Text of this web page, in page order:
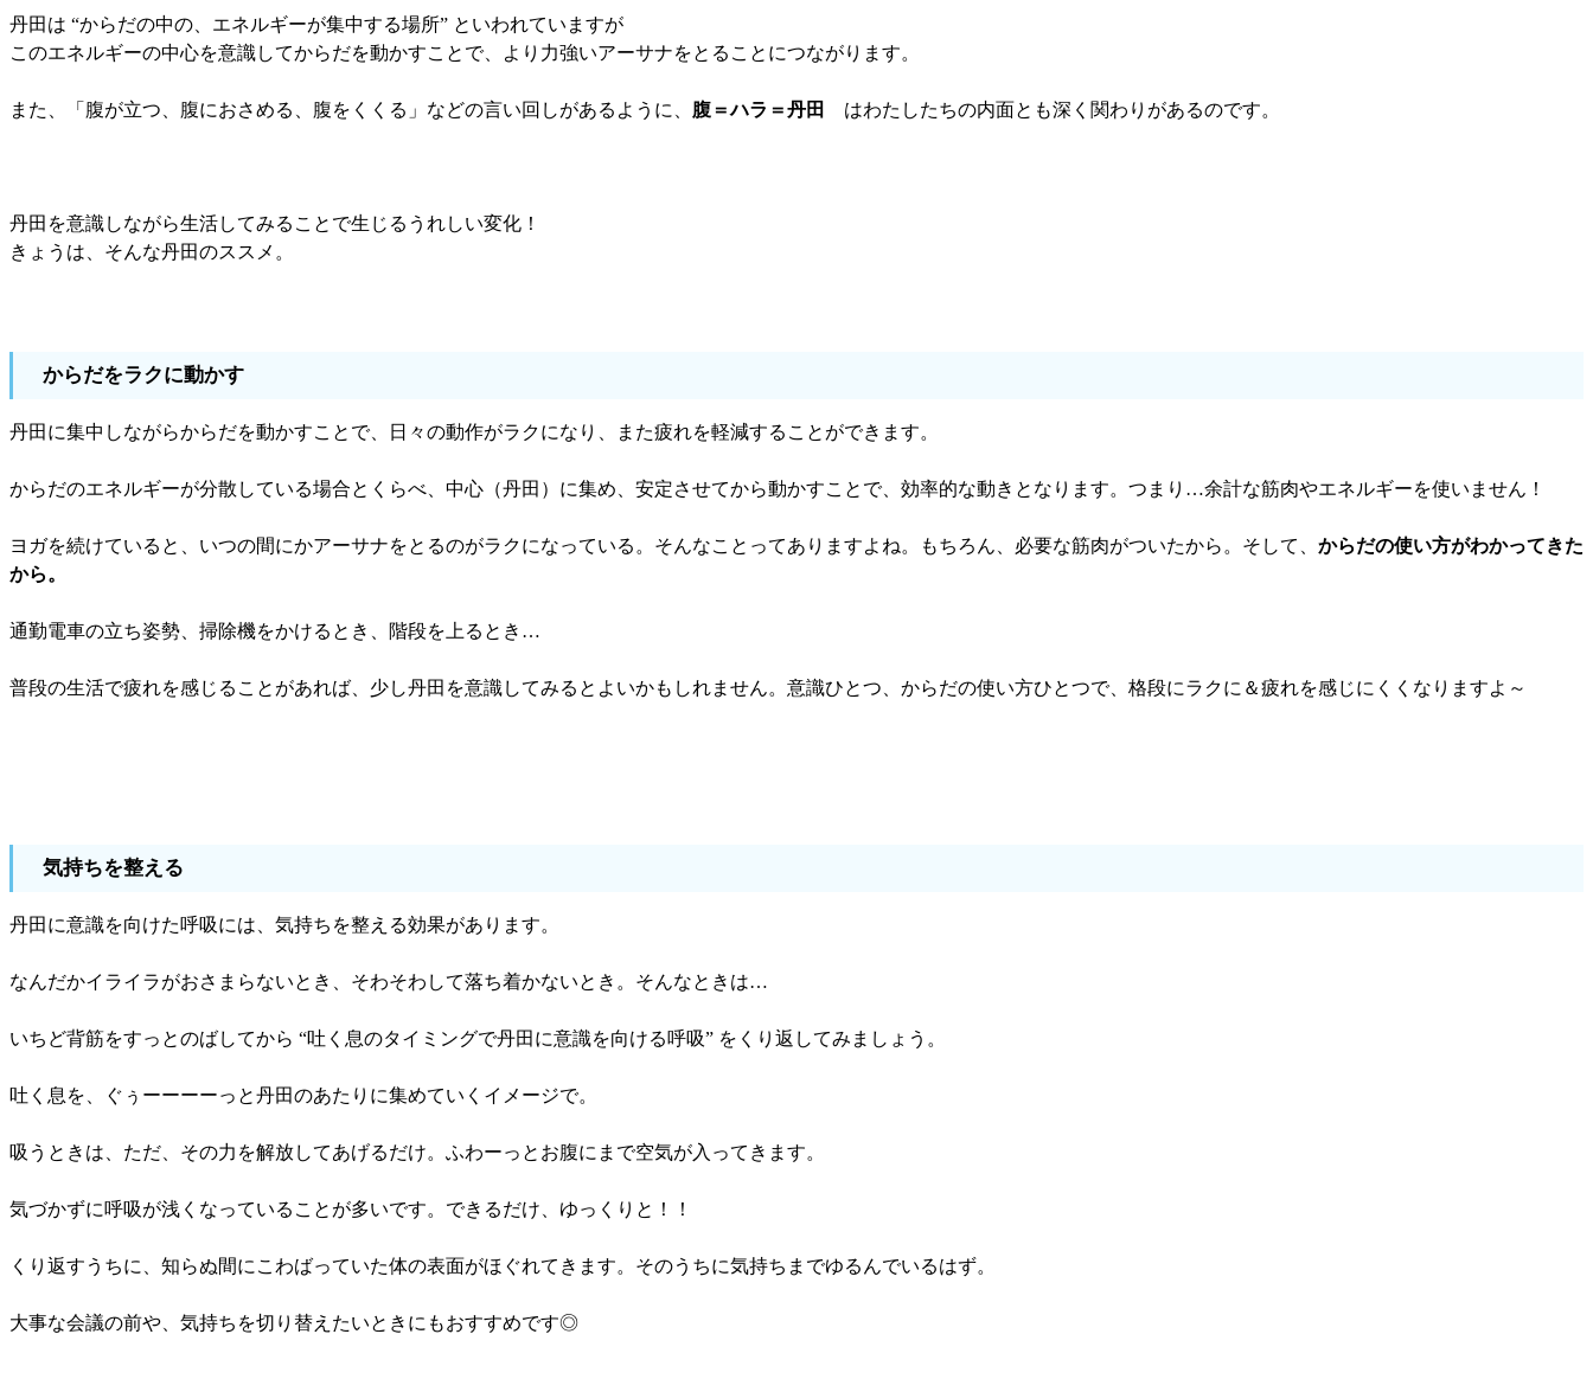
丹田は “からだの中の、エネルギーが集中する場所” といわれていますが
このエネルギーの中心を意識してからだを動かすことで、より力強いアーサナをとることにつながります。
また、「腹が立つ、腹におさめる、腹をくくる」などの言い回しがあるように、 腹＝ハラ＝丹田 はわたしたちの内面とも深く関わりがあるのです。
丹田を意識しながら生活してみることで生じるうれしい変化！
きょうは、そんな丹田のススメ。
からだをラクに動かす
丹田に集中しながらからだを動かすことで、日々の動作がラクになり、また疲れを軽減することができます。
からだのエネルギーが分散している場合とくらべ、中心（丹田）に集め、安定させてから動かすことで、効率的な動きとなります。つまり…余計な筋肉やエネルギーを使いません！
ヨガを続けていると、いつの間にかアーサナをとるのがラクになっている。そんなことってありますよね。もちろん、必要な筋肉がついたから。そして、 からだの使い方がわかってきた
から。
通勤電車の立ち姿勢、掃除機をかけるとき、階段を上るとき…
普段の生活で疲れを感じることがあれば、少し丹田を意識してみるとよいかもしれません。意識ひとつ、からだの使い方ひとつで、格段にラクに＆疲れを感じにくくなりますよ～
気持ちを整える
丹田に意識を向けた呼吸には、気持ちを整える効果があります。
なんだかイライラがおさまらないとき、そわそわして落ち着かないとき。そんなときは…
いちど背筋をすっとのばしてから “吐く息のタイミングで丹田に意識を向ける呼吸” をくり返してみましょう。
吐く息を、ぐぅーーーーっと丹田のあたりに集めていくイメージで。
吸うときは、ただ、その力を解放してあげるだけ。ふわーっとお腹にまで空気が入ってきます。
気づかずに呼吸が浅くなっていることが多いです。できるだけ、ゆっくりと！！
くり返すうちに、知らぬ間にこわばっていた体の表面がほぐれてきます。そのうちに気持ちまでゆるんでいるはず。
大事な会議の前や、気持ちを切り替えたいときにもおすすめです◎